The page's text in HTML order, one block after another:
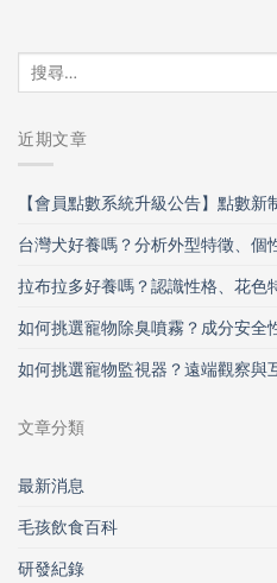
近期文章
【會員點數系統升級公告】點數新
台灣犬好養嗎？分析外型特徵、個
拉布拉多好養嗎？認識性格、花色
如何挑選寵物除臭噴霧？成分安全
如何挑選寵物監視器？遠端觀察與
文章分類
最新消息
毛孩飲食百科
研發紀錄